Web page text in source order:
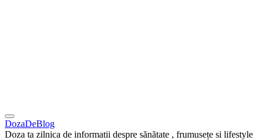
DozaDeBlog
Doza ta zilnica de informatii despre sănătate , frumusețe si lifestyle